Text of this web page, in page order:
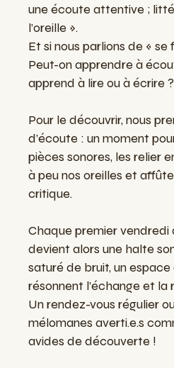
une écoute attentive ;
l’oreille ».
Et si nous parlions de « se
Peut-on apprendre à
apprend à lire ou à écrire ?
Pour le découvrir, nous
d’écoute : un moment
pièces sonores, les relier
à peu nos oreilles et
critique.
Chaque premier vendredi
devient alors une halte
saturé de bruit, un espace
résonnent l’échange et la
Un rendez-vous régulier
mélomanes averti.e.s
avides de découverte !